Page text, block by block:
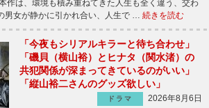
は、環境も積み重ねてきた人生も全く違う、交わ
男女が静かに引かれ合い、人生で … 続きを読む
「今夜もシリアルキラーと待ち合わせ」
「磯貝（横山裕）とヒナタ（関水渚）の
共犯関係が深まってきているのがいい」
「縦山裕二さんのグッズ欲しい」
ドラマ
2026年8月6日